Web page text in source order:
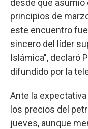
desde que asumió
principios de
este encuentro
sincero del líder
Islámica", declaró
difundido por la
Ante la
los precios del
jueves, aunque